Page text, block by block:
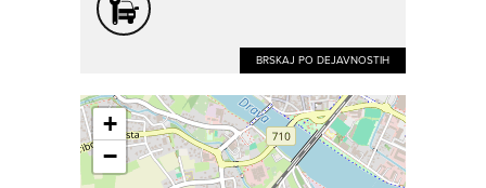
BRSKAJ PO DEJAVNOSTIH
+
−